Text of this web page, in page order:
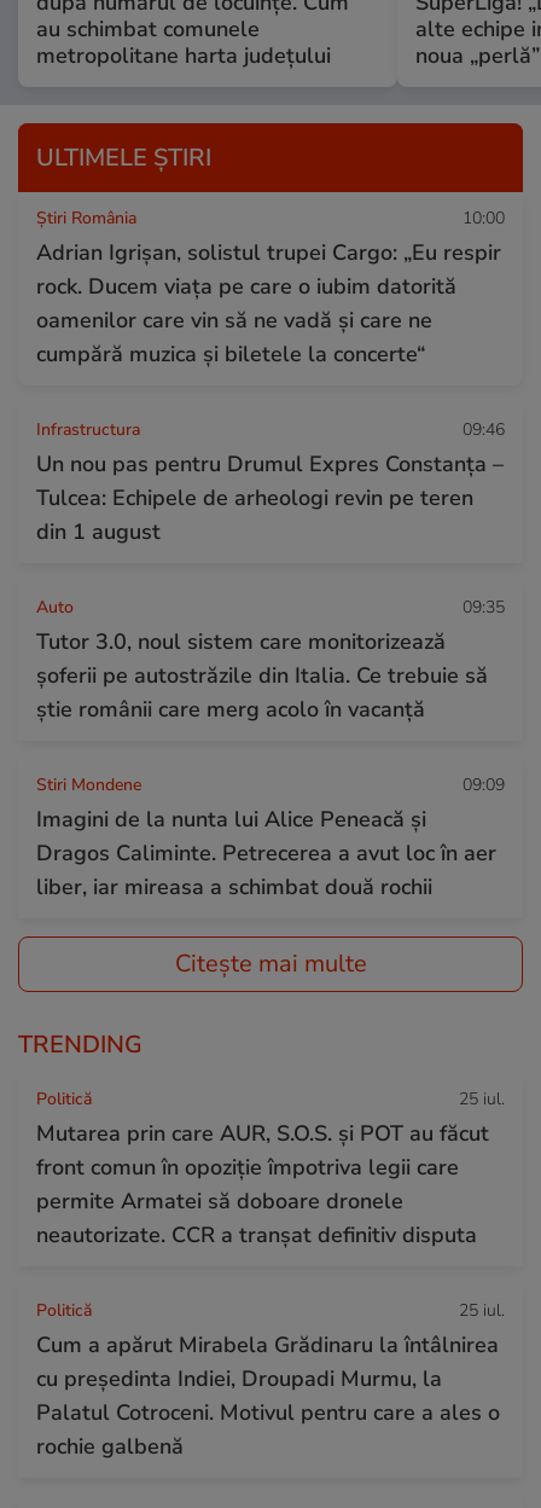
au schimbat comunele
metropolitane harta județului
alte echipe
noua „perlă”
ULTIMELE ȘTIRI
Știri România 10:00
Adrian Igrișan, solistul trupei Cargo: „Eu respir
rock. Ducem viața pe care o iubim datorită
oamenilor care vin să ne vadă și care ne
cumpără muzica și biletele la concerte“
Infrastructura 09:46
Un nou pas pentru Drumul Expres Constanța –
Tulcea: Echipele de arheologi revin pe teren
din 1 august
Auto 09:35
Tutor 3.0, noul sistem care monitorizează
șoferii pe autostrăzile din Italia. Ce trebuie să
știe românii care merg acolo în vacanță
Stiri Mondene 09:09
Imagini de la nunta lui Alice Peneacă și
Dragos Caliminte. Petrecerea a avut loc în aer
liber, iar mireasa a schimbat două rochii
Citește mai multe
TRENDING
Politică 25 iul.
Mutarea prin care AUR, S.O.S. și POT au făcut
front comun în opoziție împotriva legii care
permite Armatei să doboare dronele
neautorizate. CCR a tranșat definitiv disputa
Politică 25 iul.
Cum a apărut Mirabela Grădinaru la întâlnirea
cu președinta Indiei, Droupadi Murmu, la
Palatul Cotroceni. Motivul pentru care a ales o
rochie galbenă